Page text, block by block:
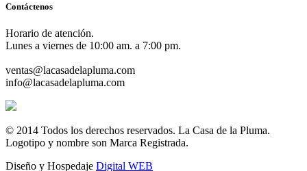
Contáctenos
Horario de atención.
Lunes a viernes de 10:00 am. a 7:00 pm.
ventas@lacasadelapluma.com
info@lacasadelapluma.com
© 2014 Todos los derechos reservados. La Casa de la Pluma.
Logotipo y nombre son Marca Registrada.
Diseño y Hospedaje Digital WEB